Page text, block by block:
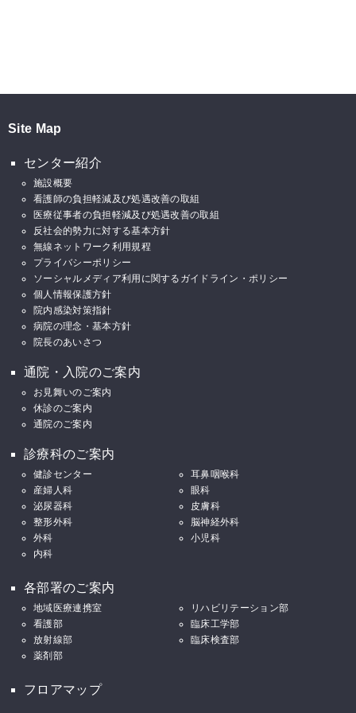
Site Map
センター紹介
施設概要
看護師の負担軽減及び処遇改善の取組
医療従事者の負担軽減及び処遇改善の取組
反社会的勢力に対する基本方針
無線ネットワーク利用規程
プライバシーポリシー
ソーシャルメディア利用に関するガイドライン・ポリシー
個人情報保護方針
院内感染対策指針
病院の理念・基本方針
院長のあいさつ
通院・入院のご案内
お見舞いのご案内
休診のご案内
通院のご案内
診療科のご案内
健診センター
耳鼻咽喉科
産婦人科
眼科
泌尿器科
皮膚科
整形外科
脳神経外科
外科
小児科
内科
各部署のご案内
地域医療連携室
リハビリテーション部
看護部
臨床工学部
放射線部
臨床検査部
薬剤部
フロアマップ